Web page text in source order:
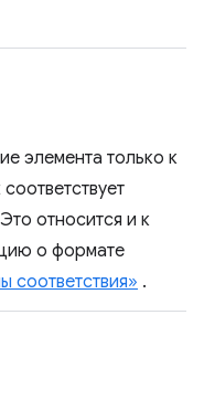
элемента только к
относится и к
о формате
соответствия» .